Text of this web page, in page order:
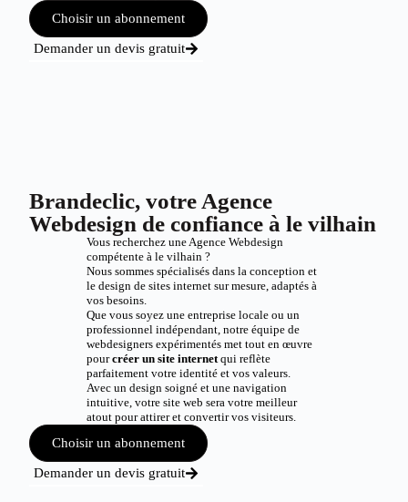
Choisir un abonnement
Demander un devis gratuit
Brandeclic, votre Agence
Webdesign de confiance à le vilhain
Vous recherchez une Agence Webdesign
compétente à le vilhain ?
Nous sommes spécialisés dans la conception et
le design de sites internet sur mesure, adaptés à
vos besoins.
Que vous soyez une entreprise locale ou un
professionnel indépendant, notre équipe de
webdesigners expérimentés met tout en œuvre
pourcréer un site internetqui reflète
parfaitement votre identité et vos valeurs.
Avec un design soigné et une navigation
intuitive, votre site web sera votre meilleur
atout pour attirer et convertir vos visiteurs.
Choisir un abonnement
Demander un devis gratuit